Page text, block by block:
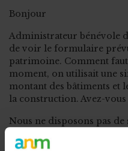
Bonjour
Administrateur bénévole
de voir le formulaire
patrimoine. Comment
moment, on utilisait une
montant des bâtiments et
la construction. Avez-
Nous ne disposons pas
administrateurs et les